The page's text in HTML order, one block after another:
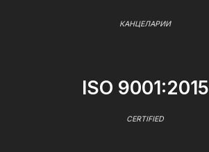
КАНЦЕЛАРИИ
ISO 9001:2015
CERTIFIED